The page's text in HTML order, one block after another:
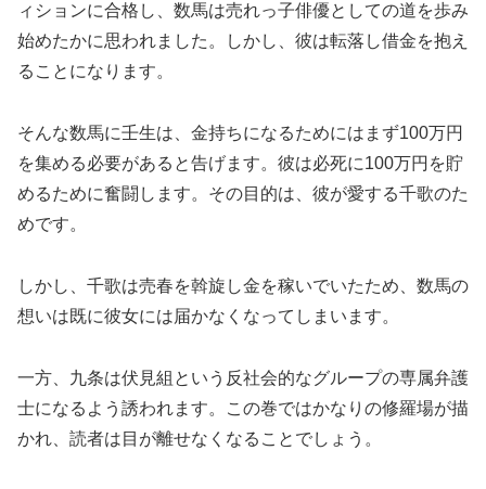
ィションに合格し、数馬は売れっ子俳優としての道を歩み
始めたかに思われました。しかし、彼は転落し借金を抱え
ることになります。
そんな数馬に壬生は、金持ちになるためにはまず100万円
を集める必要があると告げます。彼は必死に100万円を貯
めるために奮闘します。その目的は、彼が愛する千歌のた
めです。
しかし、千歌は売春を斡旋し金を稼いでいたため、数馬の
想いは既に彼女には届かなくなってしまいます。
一方、九条は伏見組という反社会的なグループの専属弁護
士になるよう誘われます。この巻ではかなりの修羅場が描
かれ、読者は目が離せなくなることでしょう。